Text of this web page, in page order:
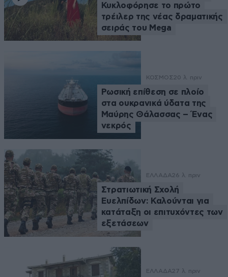
Κυκλοφόρησε το πρώτο
τρέιλερ της νέας δραματικής
σειράς του Mega
ΚΟΣΜΟΣ20 λ. πριν
Ρωσική επίθεση σε πλοίο
στα ουκρανικά ύδατα της
Μαύρης Θάλασσας – Ένας
νεκρός
ΕΛΛΑΔΑ26 λ. πριν
Στρατιωτική Σχολή
Ευελπίδων: Καλούνται για
κατάταξη οι επιτυχόντες των
εξετάσεων
ΕΛΛΑΔΑ27 λ. πριν